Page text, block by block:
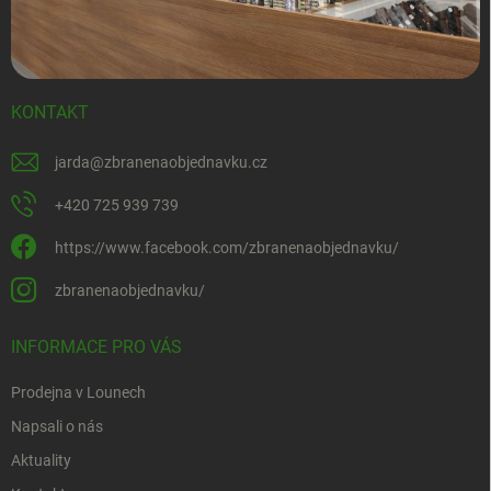
KONTAKT
jarda@zbranenaobjednavku.cz
+420 725 939 739
https://www.facebook.com/zbranenaobjednavku/
zbranenaobjednavku/
INFORMACE PRO VÁS
Prodejna v Lounech
Napsali o nás
Aktuality